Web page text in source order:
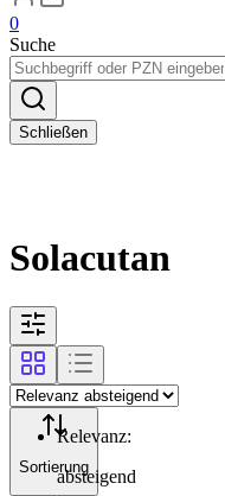
0
Suche
Schließen
Solacutan
Sortierung
Relevanz:
absteigend